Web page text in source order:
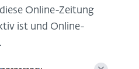
Online-Zeitung
ist und Online-